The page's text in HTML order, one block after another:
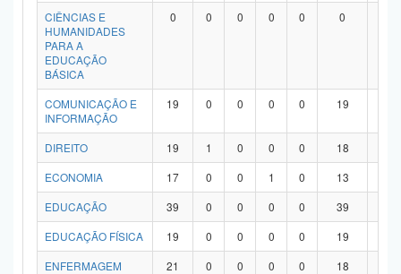
CIÊNCIAS E
HUMANIDADES
PARA A
EDUCAÇÃO
BÁSICA
0 0 0 0 0 0
COMUNICAÇÃO E
INFORMAÇÃO
19 0 0 0 0 19
DIREITO 19 1 0 0 0 18
ECONOMIA
17 0 0 1 0 13
EDUCAÇÃO
39 0 0 0 0 39
EDUCAÇÃO FÍSICA
19 0 0 0 0 19
ENFERMAGEM
21 0 0 0 0 18